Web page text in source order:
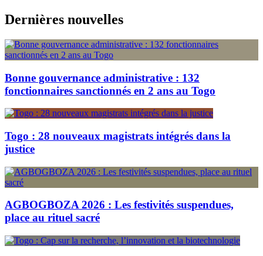
Skip
to
content
Dernières nouvelles
Bonne gouvernance administrative : 132
fonctionnaires sanctionnés en 2 ans au Togo
Togo : 28 nouveaux magistrats intégrés dans la
justice
AGBOGBOZA 2026 : Les festivités suspendues,
place au rituel sacré